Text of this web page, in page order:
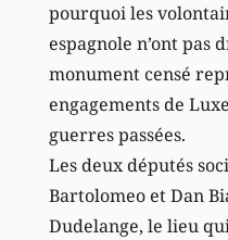
pourquoi les
espagnole n’ont pas
monument censé
engagements de
guerres passées.
Les deux députés
Bartolomeo et Dan
Dudelange, le lieu